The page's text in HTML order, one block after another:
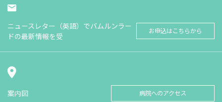
ニュースレター（英語）でバムルンラー
ドの最新情報を受
お申込はこちらから
案内図 病院へのアクセス